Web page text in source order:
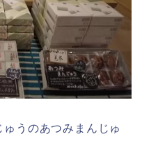
うのあつみまんじゅ